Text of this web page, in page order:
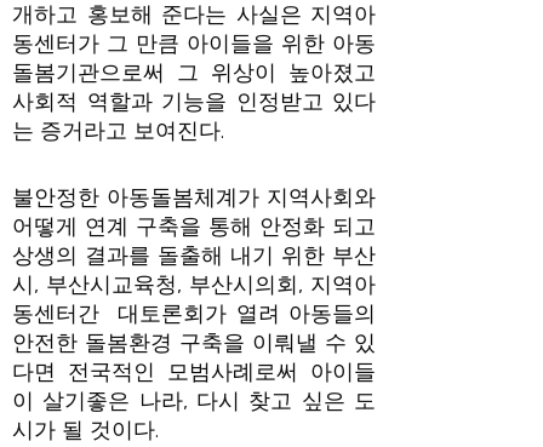
개하고 홍보해 준다는 사실은 지역아
동센터가 그 만큼 아이들을 위한 아동
돌봄기관으로써 그 위상이 높아졌고
사회적 역할과 기능을 인정받고 있다
는 증거라고 보여진다.
불안정한 아동돌봄체계가 지역사회와
어떻게 연계 구축을 통해 안정화 되고
상생의 결과를 돌출해 내기 위한 부산
시, 부산시교육청, 부산시의회, 지역아
동센터간 대토론회가 열려 아동들의
안전한 돌봄환경 구축을 이뤄낼 수 있
다면 전국적인 모범사례로써 아이들
이 살기좋은 나라, 다시 찾고 싶은 도
시가 될 것이다.